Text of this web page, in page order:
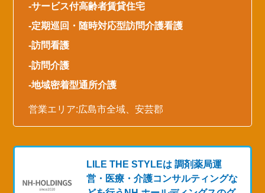
-サービス付高齢者賃貸住宅
-定期巡回・随時対応型訪問介護看護
-訪問看護
-訪問介護
-地域密着型通所介護
営業エリア:広島市全域、安芸郡
LILE THE STYLEは 調剤薬局運
営・医療・介護コンサルティングな